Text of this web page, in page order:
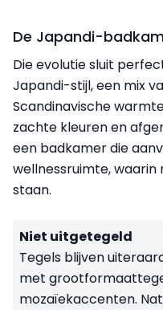
De Japandi-
Die evolutie sluit
Japandi-stijl, een mix
Scandinavische
zachte kleuren en
een badkamer die
wellnessruimte,
staan.
Niet uitgetegeld
Tegels blijven
met
mozaïekaccenten.